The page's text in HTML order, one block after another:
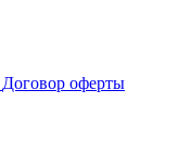
Договор оферты